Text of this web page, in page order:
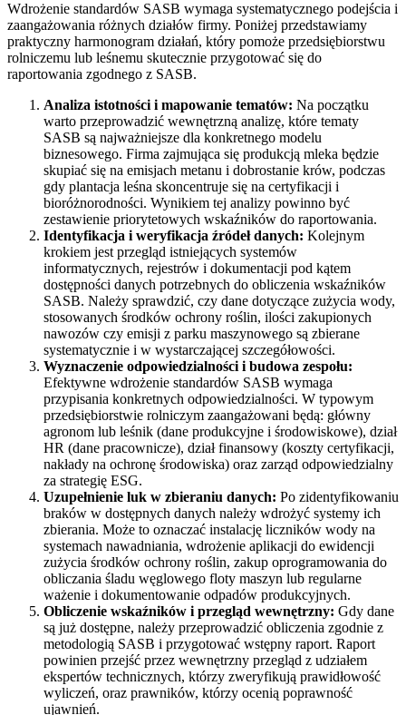
Wdrożenie standardów SASB wymaga systematycznego podejścia i
zaangażowania różnych działów firmy. Poniżej przedstawiamy
praktyczny harmonogram działań, który pomoże przedsiębiorstwu
rolniczemu lub leśnemu skutecznie przygotować się do
raportowania zgodnego z SASB.
Analiza istotności i mapowanie tematów: Na początku
warto przeprowadzić wewnętrzną analizę, które tematy
SASB są najważniejsze dla konkretnego modelu
biznesowego. Firma zajmująca się produkcją mleka będzie
skupiać się na emisjach metanu i dobrostanie krów, podczas
gdy plantacja leśna skoncentruje się na certyfikacji i
bioróżnorodności. Wynikiem tej analizy powinno być
zestawienie priorytetowych wskaźników do raportowania.
Identyfikacja i weryfikacja źródeł danych: Kolejnym
krokiem jest przegląd istniejących systemów
informatycznych, rejestrów i dokumentacji pod kątem
dostępności danych potrzebnych do obliczenia wskaźników
SASB. Należy sprawdzić, czy dane dotyczące zużycia wody,
stosowanych środków ochrony roślin, ilości zakupionych
nawozów czy emisji z parku maszynowego są zbierane
systematycznie i w wystarczającej szczegółowości.
Wyznaczenie odpowiedzialności i budowa zespołu:
Efektywne wdrożenie standardów SASB wymaga
przypisania konkretnych odpowiedzialności. W typowym
przedsiębiorstwie rolniczym zaangażowani będą: główny
agronom lub leśnik (dane produkcyjne i środowiskowe), dział
HR (dane pracownicze), dział finansowy (koszty certyfikacji,
nakłady na ochronę środowiska) oraz zarząd odpowiedzialny
za strategię ESG.
Uzupełnienie luk w zbieraniu danych: Po zidentyfikowaniu
braków w dostępnych danych należy wdrożyć systemy ich
zbierania. Może to oznaczać instalację liczników wody na
systemach nawadniania, wdrożenie aplikacji do ewidencji
zużycia środków ochrony roślin, zakup oprogramowania do
obliczania śladu węglowego floty maszyn lub regularne
ważenie i dokumentowanie odpadów produkcyjnych.
Obliczenie wskaźników i przegląd wewnętrzny: Gdy dane
są już dostępne, należy przeprowadzić obliczenia zgodnie z
metodologią SASB i przygotować wstępny raport. Raport
powinien przejść przez wewnętrzny przegląd z udziałem
ekspertów technicznych, którzy zweryfikują prawidłowość
wyliczeń, oraz prawników, którzy ocenią poprawność
ujawnień.